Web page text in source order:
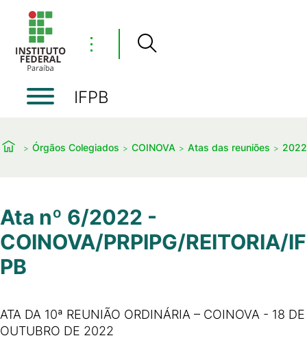
⋮
IFPB
Órgãos Colegiados COINOVA Atas das reuniões 2022
Ata nº 6/2022 -
COINOVA/PRPIPG/REITORIA/IF
PB
ATA DA 10ª REUNIÃO ORDINÁRIA – COINOVA - 18 DE
OUTUBRO DE 2022